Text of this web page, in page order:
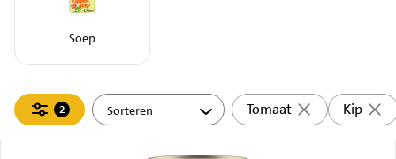
Soep
Filteren
2
actief
Tomaat Kip